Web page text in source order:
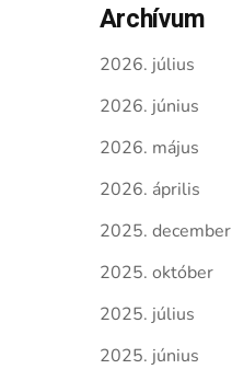
Archívum
2026. július
2026. június
2026. május
2026. április
2025. december
2025. október
2025. július
2025. június